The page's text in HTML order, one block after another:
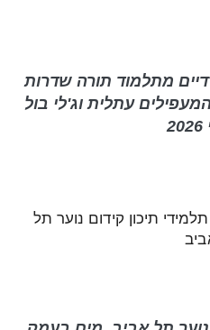
מתלמוד תורה שדרות
עתלית וג'לי בול